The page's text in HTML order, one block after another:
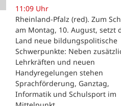
11:09 Uhr
Rheinland-Pfalz (red). Zum
am Montag, 10. August, setzt
Land neue bildungspolitische
Schwerpunkte: Neben
Lehrkräften und neuen
Handyregelungen stehen
Sprachförderung, Ganztag,
Informatik und Schulsport im